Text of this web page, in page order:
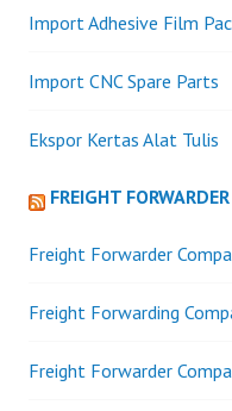
Import Adhesive Film
Import CNC Spare Parts
Ekspor Kertas Alat Tulis
FREIGHT
Freight Forwarder
Freight Forwarding
Freight Forwarder